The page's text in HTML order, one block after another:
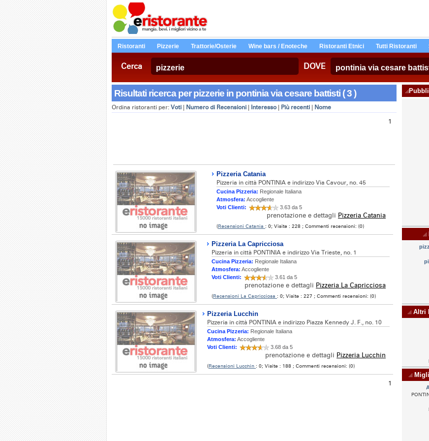
Ristoranti Pizzerie Trattorie/Osterie Wine bars / Enoteche Ristoranti Etnici Tutti Ristoranti
Cerca DOVE
Risultati ricerca per pizzerie in pontinia via cesare battisti ( 3 )
Ordina ristoranti per: Voti Numero di Recensioni Interesso Più recenti Nome
1
Pizzeria Catania
Pizzeria in città PONTINIA e indirizzo Via Cavour, no. 45
Cucina Pizzeria: Regionale Italiana
Atmosfera: Accogliente
Voti Clienti:
3.63 da 5
prenotazione e dettagli Pizzeria Catania
(Recensioni Catania : 0; Visite : 228 ; Commenti recensioni: (0)
Pizzeria La Capricciosa
Pizzeria in città PONTINIA e indirizzo Via Trieste, no. 1
Cucina Pizzeria: Regionale Italiana
Atmosfera: Accogliente
Voti Clienti:
3.61 da 5
prenotazione e dettagli Pizzeria La Capricciosa
(Recensioni La Capricciosa : 0; Visite : 227 ; Commenti recensioni: (0)
Pizzeria Lucchin
Pizzeria in città PONTINIA e indirizzo Piazza Kennedy J. F., no. 10
Cucina Pizzeria: Regionale Italiana
Atmosfera: Accogliente
Voti Clienti:
3.68 da 5
prenotazione e dettagli Pizzeria Lucchin
(Recensioni Lucchin : 0; Visite : 188 ; Commenti recensioni: (0)
1
Altri